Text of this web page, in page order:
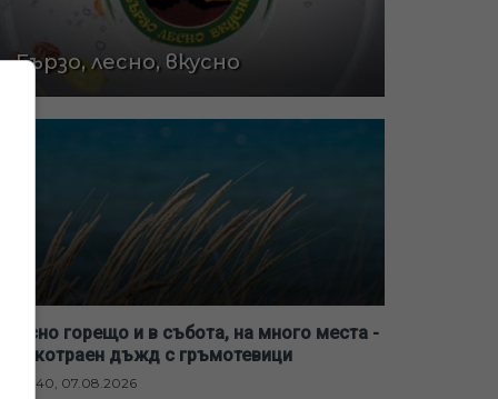
Бързо, лесно, вкусно
горещо и в събота, на много места -
дъжд с гръмотевици
20:40, 07.08.2026